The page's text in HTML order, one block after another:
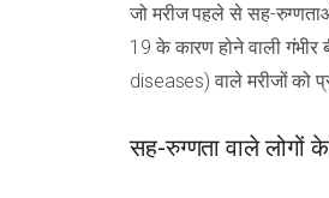
जो मरीज पहले से सह-
19 के कारण होने वाली
diseases) वाले मरीजों को
सह-रुग्णता वाले लोगों के